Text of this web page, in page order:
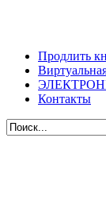
Продлить
Контакты